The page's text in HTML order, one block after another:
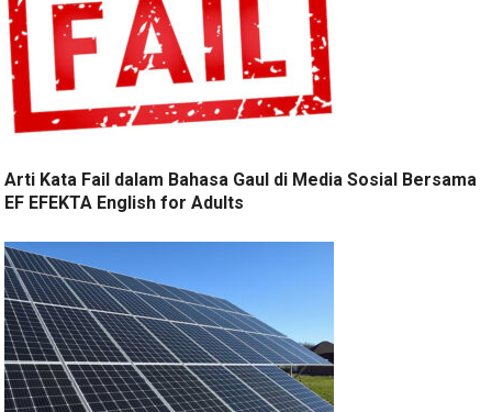
Arti Kata Fail dalam Bahasa Gaul di Media Sosial Bersama
EF EFEKTA English for Adults